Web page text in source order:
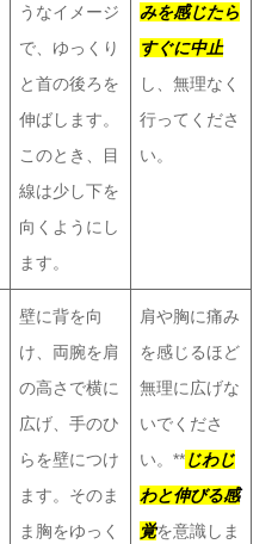
うなイメージ
で、ゆっくり
と首の後ろを
伸ばします。
このとき、目
線は少し下を
向くようにし
ます。
みを感じたら
すぐに中止
し、無理なく
行ってくださ
い。
壁に背を向
け、両腕を肩
の高さで横に
広げ、手のひ
らを壁につけ
ます。そのま
ま胸をゆっく
肩や胸に痛み
を感じるほど
無理に広げな
いでくださ
い。**じわじ
わと伸びる感
覚を意識しま